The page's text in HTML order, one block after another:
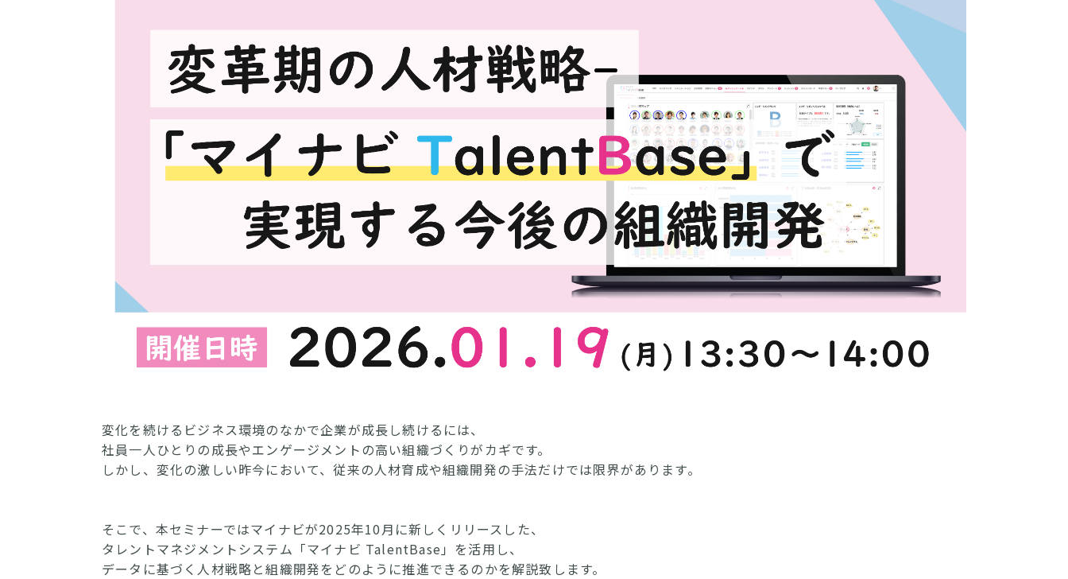
変化を続けるビジネス環境のなかで企業が成長し続けるには、
社員一人ひとりの成長やエンゲージメントの高い組織づくりがカギです。
しかし、変化の激しい昨今において、従来の人材育成や組織開発の手法だけでは限界があります。
そこで、本セミナーではマイナビが2025年10月に新しくリリースした、
タレントマネジメントシステム「マイナビ TalentBase」を活用し、
データに基づく人材戦略と組織開発をどのように推進できるのかを解説致します。